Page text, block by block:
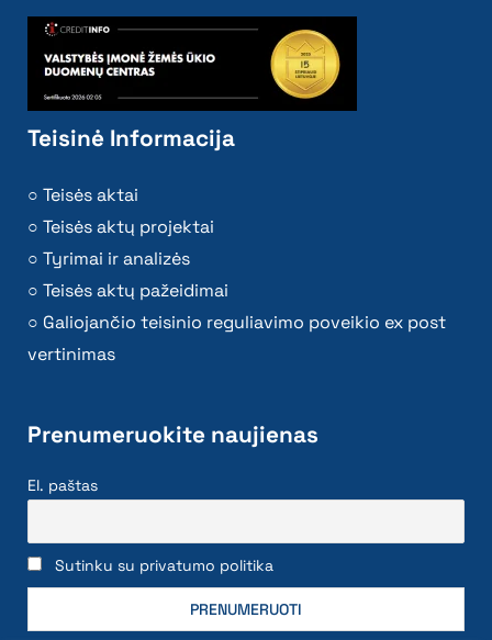
Teisinė Informacija
Teisės aktai
Teisės aktų projektai
Tyrimai ir analizės
Teisės aktų pažeidimai
Galiojančio teisinio reguliavimo poveikio ex post
vertinimas
Prenumeruokite naujienas
El. paštas
Sutinku su privatumo politika